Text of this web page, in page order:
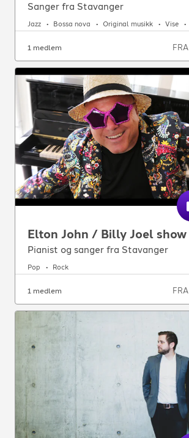
Sanger fra Stavanger
Jazz Bossa nova Original musikk Vise
1 medlem FRA
Elton John / Billy Joel show
Pianist og sanger fra Stavanger
Pop Rock
1 medlem FRA